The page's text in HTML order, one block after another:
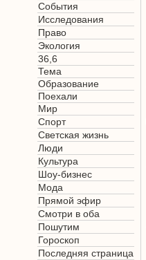
События
Исследования
Право
Экология
36,6
Тема
Образование
Поехали
Мир
Спорт
Светская жизнь
Люди
Культура
Шоу-бизнес
Мода
Прямой эфир
Смотри в оба
Пошутим
Гороскоп
Последняя страница